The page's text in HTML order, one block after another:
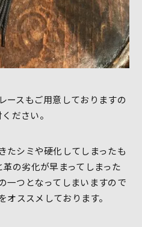
ースもご用意しておりますの
ださい。
たシミや硬化してしまったも
の劣化が早まってしまった
一つとなってしまいますので
ススメしております。